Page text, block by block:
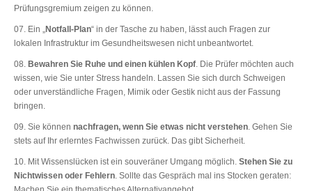
Prüfungsgremium zeigen zu können.
Ein „ Notfall-Plan“ in der Tasche zu haben, lässt auch Fragen zur
lokalen Infrastruktur im Gesundheitswesen nicht unbeantwortet.
Bewahren Sie Ruhe und einen kühlen Kopf . Die Prüfer möchten auch
wissen, wie Sie unter Stress handeln. Lassen Sie sich durch Schweigen
oder unverständliche Fragen, Mimik oder Gestik nicht aus der Fassung
bringen.
Sie können nachfragen, wenn Sie etwas nicht verstehen . Gehen Sie
stets auf Ihr erlerntes Fachwissen zurück. Das gibt Sicherheit.
Mit Wissenslücken ist ein souveräner Umgang möglich. Stehen Sie zu
Nichtwissen oder Fehlern . Sollte das Gespräch mal ins Stocken geraten: